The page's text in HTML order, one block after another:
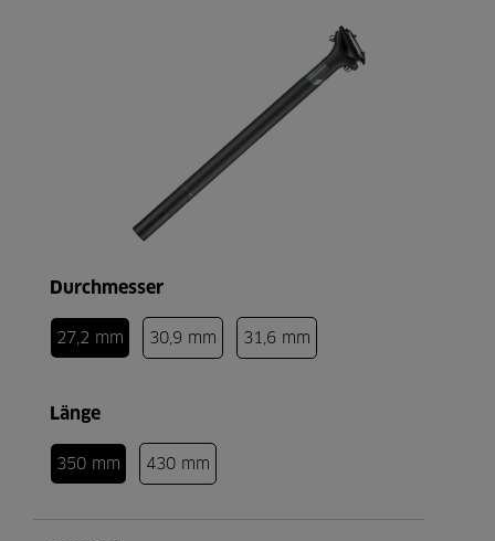
Durchmesser
27,2 mm 30,9 mm 31,6 mm
Länge
350 mm 430 mm